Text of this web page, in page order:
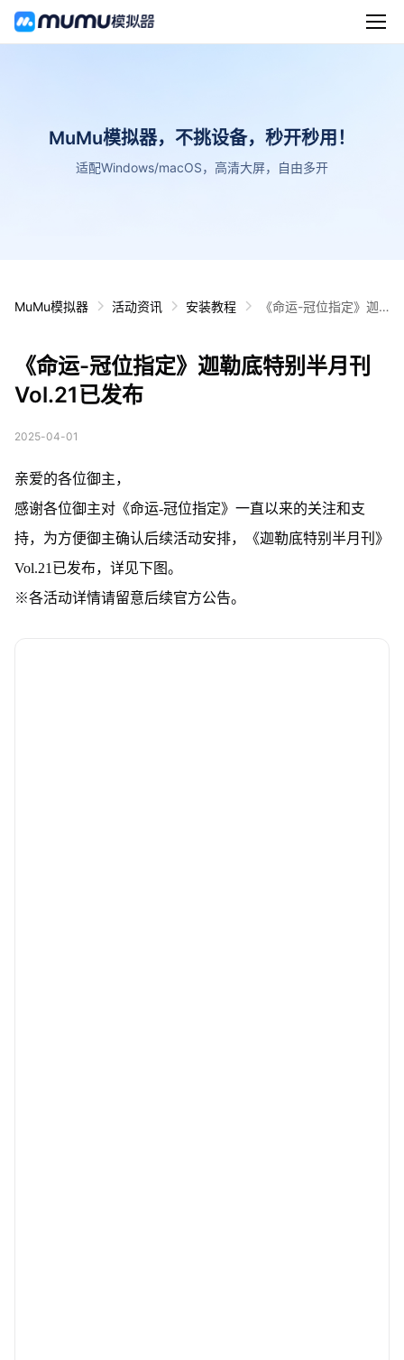
MuMu模拟器，不挑设备，秒开秒用！
适配Windows/macOS，高清大屏，自由多开
MuMu模拟器 活动资讯 安装教程
《命运-冠位指定》迦
《命运-冠位指定》迦勒底特别半月刊
Vol.21已发布
2025-04-01
亲爱的各位御主，
感谢各位御主对《命运-冠位指定》一直以来的关注和支
持，为方便御主确认后续活动安排，《迦勒底特别半月刊》
Vol.21已发布，详见下图。
※各活动详情请留意后续官方公告。